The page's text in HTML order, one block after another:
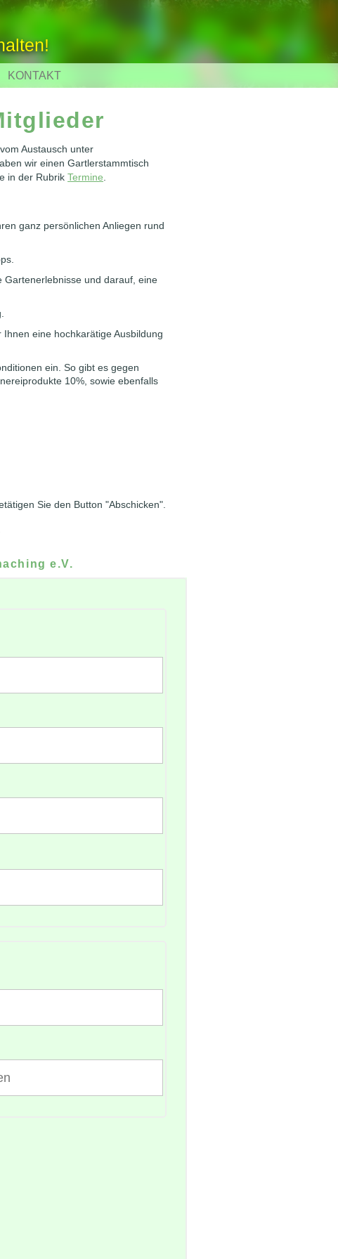
KONTAKT
Austausch unter
wir einen Gartlerstammtisch
in der RubrikTermine
ganz persönlichen Anliegen rund
Gartenerlebnisse und darauf, eine
eine hochkarätige Ausbildung
ein. So gibt es gegen
10%, sowie ebenfalls
Sie den Button "Abschicken".
e.V.